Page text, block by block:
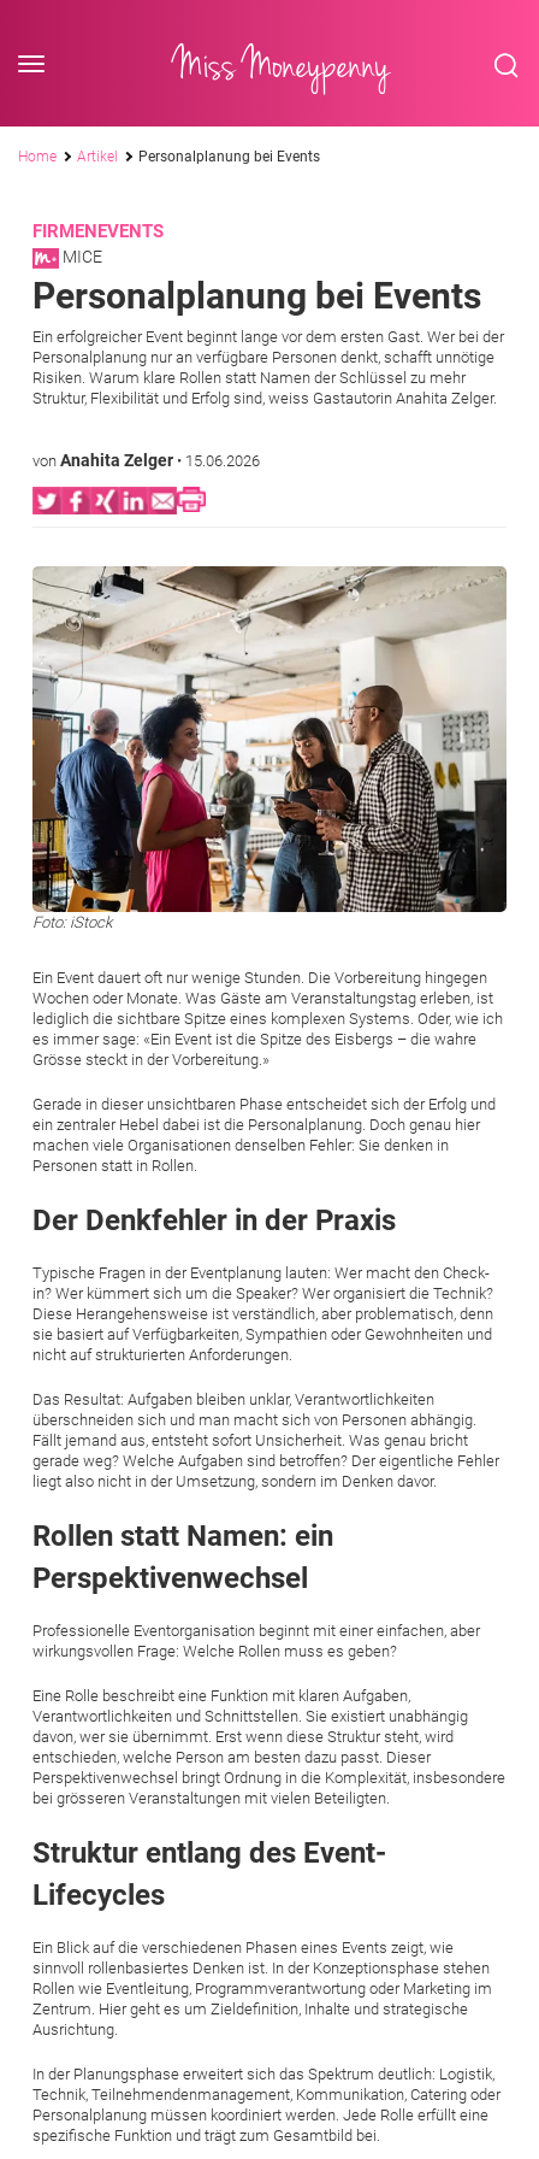
Miss Moneypenny
Pfadnavigation
Home Artikel Personalplanung bei Events
FIRMENEVENTS
MICE
Personalplanung bei Events
Ein erfolgreicher Event beginnt lange vor dem ersten Gast. Wer bei der
Personalplanung nur an verfügbare Personen denkt, schafft unnötige
Risiken. Warum klare Rollen statt Namen der Schlüssel zu mehr
Struktur, Flexibilität und Erfolg sind, weiss Gastautorin Anahita Zelger.
von Anahita Zelger • 15.06.2026
Bild
Foto: iStock
Ein Event dauert oft nur wenige Stunden. Die Vorbereitung hingegen
Wochen oder Monate. Was Gäste am Veranstaltungstag erleben, ist
lediglich die sichtbare Spitze eines komplexen Systems. Oder, wie ich
es immer sage: «Ein Event ist die Spitze des Eisbergs – die wahre
Grösse steckt in der Vorbereitung.»
Gerade in dieser unsichtbaren Phase entscheidet sich der Erfolg und
ein zentraler Hebel dabei ist die Personalplanung. Doch genau hier
machen viele Organisationen denselben Fehler: Sie denken in
Personen statt in Rollen.
Der Denkfehler in der Praxis
Typische Fragen in der Eventplanung lauten: Wer macht den Check-
in? Wer kümmert sich um die Speaker? Wer organisiert die Technik?
Diese Herangehensweise ist verständlich, aber problematisch, denn
sie basiert auf Verfügbarkeiten, Sympathien oder Gewohnheiten und
nicht auf strukturierten Anforderungen.
Das Resultat: Aufgaben bleiben unklar, Verantwortlichkeiten
überschneiden sich und man macht sich von Personen abhängig.
Fällt jemand aus, entsteht sofort Unsicherheit. Was genau bricht
gerade weg? Welche Aufgaben sind betroffen? Der eigentliche Fehler
liegt also nicht in der Umsetzung, sondern im Denken davor.
Rollen statt Namen: ein
Perspektivenwechsel
Professionelle Eventorganisation beginnt mit einer einfachen, aber
wirkungsvollen Frage: Welche Rollen muss es geben?
Eine Rolle beschreibt eine Funktion mit klaren Aufgaben,
Verantwortlichkeiten und Schnittstellen. Sie existiert unabhängig
davon, wer sie übernimmt. Erst wenn diese Struktur steht, wird
entschieden, welche Person am besten dazu passt. Dieser
Perspektivenwechsel bringt Ordnung in die Komplexität, insbesondere
bei grösseren Veranstaltungen mit vielen Beteiligten.
Struktur entlang des Event-
Lifecycles
Ein Blick auf die verschiedenen Phasen eines Events zeigt, wie
sinnvoll rollenbasiertes Denken ist. In der Konzeptionsphase stehen
Rollen wie Eventleitung, Programmverantwortung oder Marketing im
Zentrum. Hier geht es um Zieldefinition, Inhalte und strategische
Ausrichtung.
In der Planungsphase erweitert sich das Spektrum deutlich: Logistik,
Technik, Teilnehmendenmanagement, Kommunikation, Catering oder
Personalplanung müssen koordiniert werden. Jede Rolle erfüllt eine
spezifische Funktion und trägt zum Gesamtbild bei.